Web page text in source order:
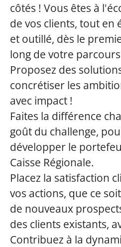
côtés ! Vous êtes à
de vos clients, tout en
et outillé, dès le
long de votre
Proposez des
concrétiser les
avec impact !
Faites la différence
goût du challenge,
développer le
Caisse Régionale.
Placez la satisfaction
vos actions, que ce
de nouveaux
des clients existants,
Contribuez à la